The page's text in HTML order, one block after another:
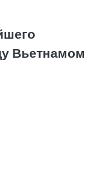
Вьетнамом